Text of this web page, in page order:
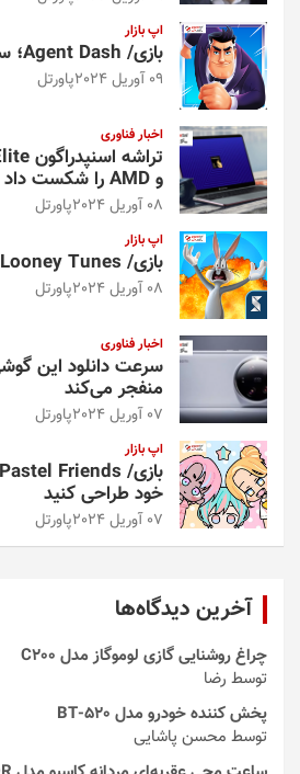
اپ بازار
بازی/ Agent Dash؛ سکه‌ها را جمع کنید
09 آوریل 2024 پاورتل
اخبار فناوری
و AMD را شکست داد
08 آوریل 2024 پاورتل
اپ بازار
بازی/ Looney Tunes؛ شهری بزرگ بسازید
08 آوریل 2024 پاورتل
اخبار فناوری
سرعت دانلود این
منفجر می‌کند
07 آوریل 2024 پاورتل
اپ بازار
خود طراحی کنید
07 آوریل 2024 پاورتل
آخرین دیدگاه‌ها
چراغ روشنایی گازی لوموگاز مدل C200
توسط رضا
پخش کننده خودرو مدل 520-BT
توسط محسن پاشایی